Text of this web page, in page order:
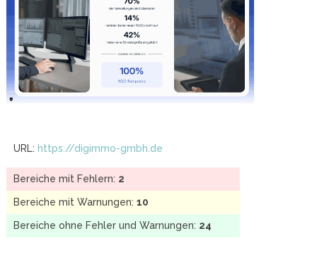
URL: https://digimmo-gmbh.de
Bereiche mit Fehlern: 2
Bereiche mit Warnungen: 10
Bereiche ohne Fehler und Warnungen: 24